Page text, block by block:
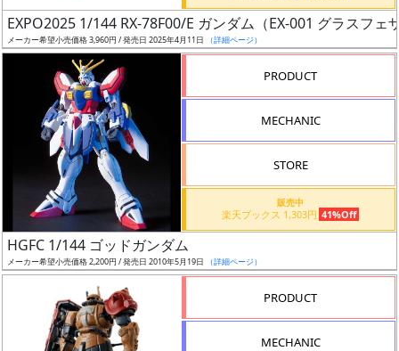
割
引
EXPO2025 1/144 RX-78F00/E ガンダム（EX-001 グラスフェ
メーカー希望小売価格 3,960円 / 発売日 2025年4月11日 （詳細ページ）
PRODUCT
MECHANIC
STORE
販売中
楽天ブックス 1,303円 41%Off
HGFC 1/144 ゴッドガンダム
メーカー希望小売価格 2,200円 / 発売日 2010年5月19日 （詳細ページ）
PRODUCT
MECHANIC